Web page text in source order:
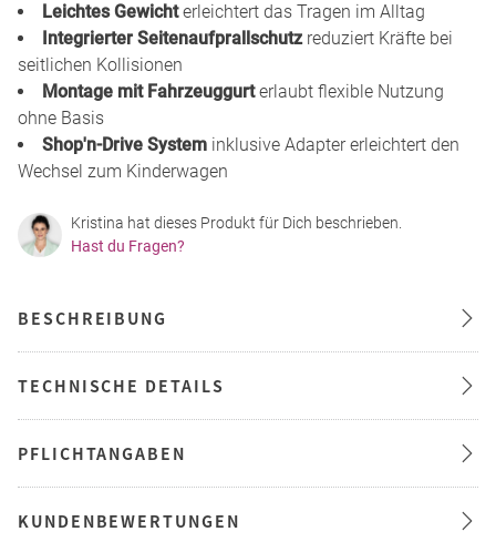
Leichtes Gewichterleichtert das Tragen im Alltag
Integrierter Seitenaufprallschutzreduziert Kräfte bei
seitlichen Kollisionen
Montage mit Fahrzeuggurterlaubt flexible Nutzung
ohne Basis
Shop'n-Drive System inklusive Adapter erleichtert den
Wechsel zum Kinderwagen
Kristina hat dieses Produkt für Dich beschrieben.
Hast du Fragen?
BESCHREIBUNG
TECHNISCHE DETAILS
PFLICHTANGABEN
KUNDENBEWERTUNGEN